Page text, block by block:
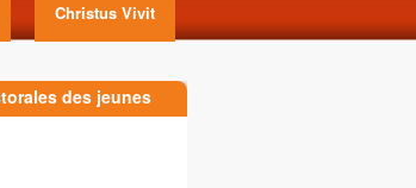
Christus Vivit
des jeunes